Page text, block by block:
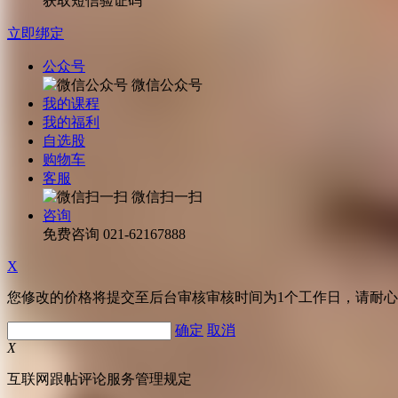
立即绑定
公众号
微信公众号
我的课程
我的福利
自选股
购物车
客服
微信扫一扫
咨询
免费咨询 021-62167888
X
您修改的价格将提交至后台审核审核时间为1个工作日，请耐
确定 取消
X
互联网跟帖评论服务管理规定